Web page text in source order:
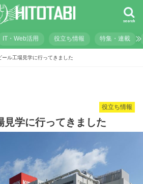
search
IT・Web活用 役立ち情報 特集・連載
ール工場見学に行ってきました
役立ち情報
見学に行ってきました